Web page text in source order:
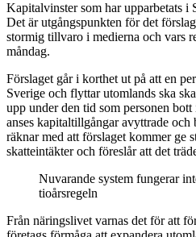
Kapitalvinster som har upparbetats i
Det är utgångspunkten för det
stormig tillvaro i medierna och vars
måndag.
Förslaget går i korthet ut på att en
Sverige och flyttar utomlands ska
upp under den tid som personen
anses kapitaltillgångar avyttrade och
räknar med att förslaget kommer ge
skatteintäkter och föreslår att det
Nuvarande system fungerar
tioårsregeln
Från näringslivet varnas det för att